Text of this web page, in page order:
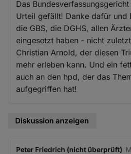
Das
Urteil gefällt! Danke dafür und
die GBS, die DGHS, allen
eingesetzt haben - nicht
Christian Arnold, der diesen
mehr erleben kann. Und ein
auch an den hpd, der das
aufgegriffen hat!
Diskussion anzeigen
Peter Friedrich (nicht überprüft)